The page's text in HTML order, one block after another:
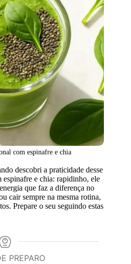
com espinafre e chia
descobri a praticidade desse
e chia: rapidinho, ele
que faz a diferença no
cair sempre na mesma rotina,
Prepare o seu seguindo estas
PREPARO